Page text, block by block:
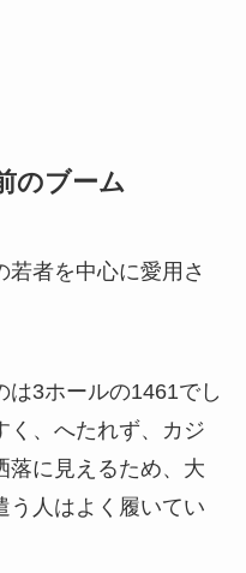
のブーム
若者を中心に愛用さ
は3ホールの1461でし
く、へたれず、カジ
落に見えるため、大
う人はよく履いてい